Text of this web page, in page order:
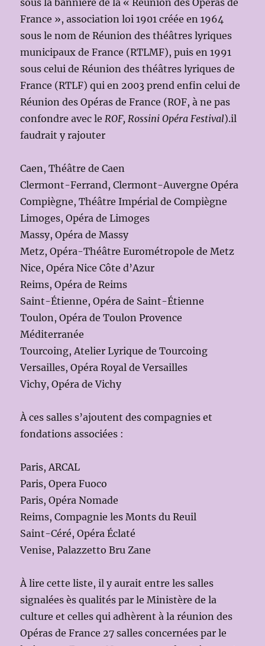
sous la bannière de la « Réunion des Opéras de
France », association loi 1901 créée en 1964
sous le nom de Réunion des théâtres lyriques
municipaux de France (RTLMF), puis en 1991
sous celui de Réunion des théâtres lyriques de
France (RTLF) qui en 2003 prend enfin celui de
Réunion des Opéras de France (ROF, à ne pas
confondre avec leROF, Rossini Opéra Festival).il
faudrait y rajouter
Caen, Théâtre de Caen
Clermont-Ferrand, Clermont-Auvergne Opéra
Compiègne, Théâtre Impérial de Compiègne
Limoges, Opéra de Limoges
Massy, Opéra de Massy
Metz, Opéra-Théâtre Eurométropole de Metz
Nice, Opéra Nice Côte d’Azur
Reims, Opéra de Reims
Saint-Étienne, Opéra de Saint-Étienne
Toulon, Opéra de Toulon Provence
Méditerranée
Tourcoing, Atelier Lyrique de Tourcoing
Versailles, Opéra Royal de Versailles
Vichy, Opéra de Vichy
À ces salles s’ajoutent des compagnies et
fondations associées :
Paris, ARCAL
Paris, Opera Fuoco
Paris, Opéra Nomade
Reims, Compagnie les Monts du Reuil
Saint-Céré, Opéra Éclaté
Venise, Palazzetto Bru Zane
À lire cette liste, il y aurait entre les salles
signalées ès qualités par le Ministère de la
culture et celles qui adhèrent à la réunion des
Opéras de France 27 salles concernées par le